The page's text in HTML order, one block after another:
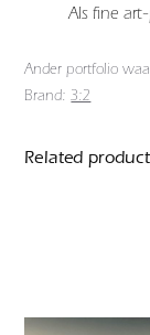
Als fine
Ander portfolio
Brand: 3:2
Related